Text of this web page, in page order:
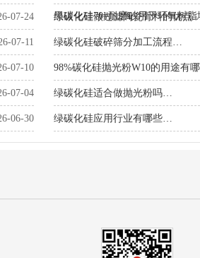
黑碳化硅70#耐磨砂用于环氧树
07-24 绿碳化硅做过滤陶瓷骨料的优点
07-11 绿碳化硅破碎筛分加工流程…
07-10 98%碳化硅抛光粉W10的用途有
07-04 绿碳化硅适合做抛光粉吗…
06-30
？…
绿碳化硅应用行业有哪些…